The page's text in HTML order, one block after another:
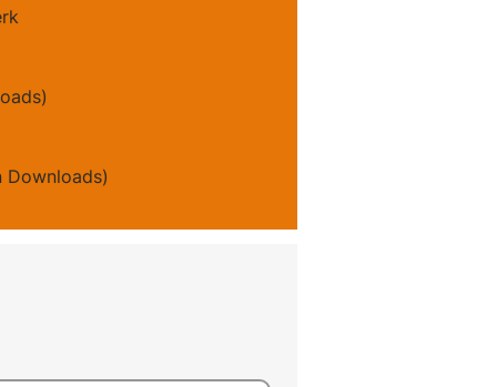
Downloads)